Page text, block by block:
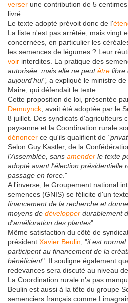
verser une contribution de 5
livré.
Le texte adopté prévoit donc de l'
La liste n'est pas arrêtée, mais vingt
concernées, en particulier les
les semences de légumes ? Leur
voir interdites. La pratique des
autorisée, mais elle ne peutêtre libre
aujourd'hui", a expliqué le ministre
Maire, qui défendait le texte.
Cette proposition de loi, présentée
Demuynck , avait été adoptée par le
8 juillet. Des syndicats d'agriculteurs
paysanne et la Coordination rurale
dénoncer ce qu'ils qualifient de
Selon Guy Kastler, de la
l'Assemblée, sans amender le texte
adopté avant l'élection présidentielle
passage en force ."
A l'inverse, le Groupement national
semences (GNIS) se félicite d'un
financement de la recherche et
moyens de développer durablement
d'amélioration des plantes".
Même satisfaction du côté de
président Xavier Beulin , "il est
participent au financement de la
bénéficient". Il souligne également
redevances sera discuté au niveau
La Coordination rurale n'a pas
Beulin est aussi à la tête du groupe
semenciers français comme